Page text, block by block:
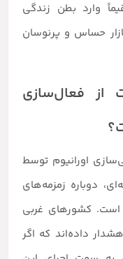
وارد بطن زندگی
حساس و پرنوسان
از فعال‌سازی
اورانیوم توسط
دوباره زمزمه‌های
است. کشورهای غربی
هشدار داده‌اند که اگر